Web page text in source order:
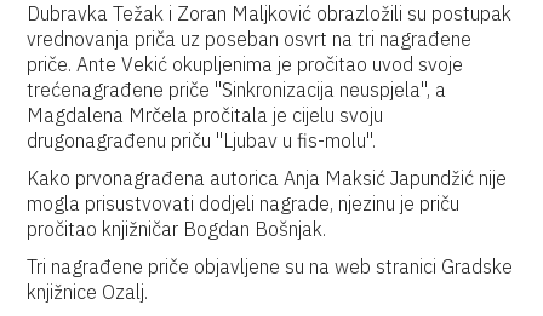
Dubravka Težak i Zoran Maljković obrazložili su postupak
vrednovanja priča uz poseban osvrt na tri nagrađene
priče. Ante Vekić okupljenima je pročitao uvod svoje
trećenagrađene priče "Sinkronizacija neuspjela", a
Magdalena Mrčela pročitala je cijelu svoju
drugonagrađenu priču "Ljubav u fis-molu".
Kako prvonagrađena autorica Anja Maksić Japundžić nije
mogla prisustvovati dodjeli nagrade, njezinu je priču
pročitao knjižničar Bogdan Bošnjak.
Tri nagrađene priče objavljene su na web stranici Gradske
knjižnice Ozalj.